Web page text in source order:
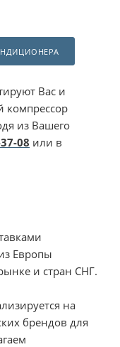
Вас и
компрессор
из Вашего
08 или в
Европы
и стран СНГ.
на
брендов для